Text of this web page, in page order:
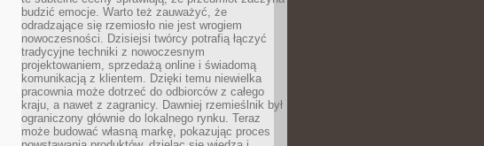
budzić emocje. Warto też zauważyć, że
odradzające się rzemiosło nie jest wrogiem
nowoczesności. Dzisiejsi twórcy potrafią łączyć
tradycyjne techniki z nowoczesnym
projektowaniem, sprzedażą online i świadomą
komunikacją z klientem. Dzięki temu niewielka
pracownia może dotrzeć do odbiorców z całego
kraju, a nawet z zagranicy. Dawniej rzemieślnik był
ograniczony głównie do lokalnego rynku. Teraz
może budować własną markę, pokazując proces